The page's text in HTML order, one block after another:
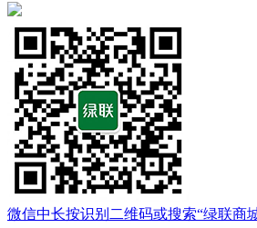
微信中长按识别二维码或搜索“绿联商